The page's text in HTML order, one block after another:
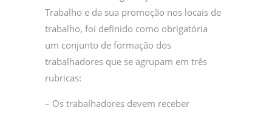
Trabalho e da sua promoção nos locais de
trabalho, foi definido como obrigatória
um conjunto de formação dos
trabalhadores que se agrupam em três
rubricas:
– Os trabalhadores devem receber